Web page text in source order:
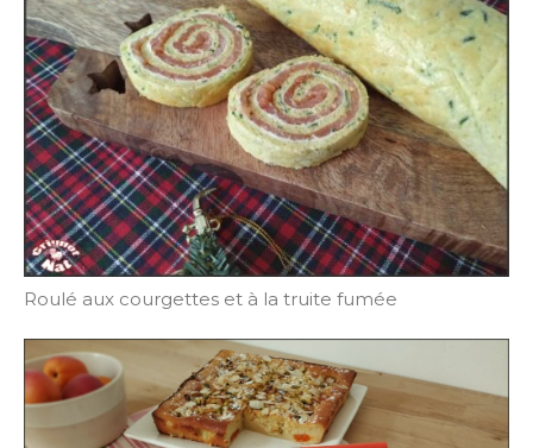
Roulé aux courgettes et à la truite fumée